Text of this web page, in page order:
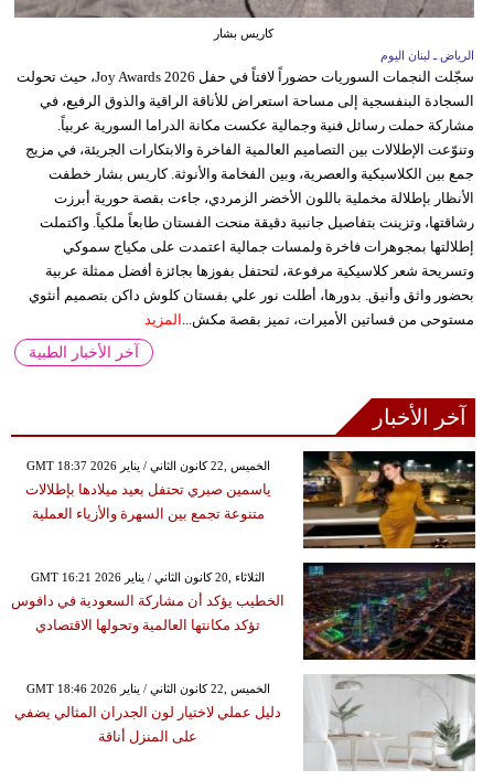
كاريس بشار
الرياض ـ لبنان اليوم
سجّلت النجمات السوريات حضوراً لافتاً في حفل Joy Awards 2026، حيث تحولت
السجادة البنفسجية إلى مساحة استعراض للأناقة الراقية والذوق الرفيع، في
مشاركة حملت رسائل فنية وجمالية عكست مكانة الدراما السورية عربياً.
وتنوّعت الإطلالات بين التصاميم العالمية الفاخرة والابتكارات الجريئة، في مزيج
جمع بين الكلاسيكية والعصرية، وبين الفخامة والأنوثة. كاريس بشار خطفت
الأنظار بإطلالة مخملية باللون الأخضر الزمردي، جاءت بقصة حورية أبرزت
رشاقتها، وتزينت بتفاصيل جانبية دقيقة منحت الفستان طابعاً ملكياً. واكتملت
إطلالتها بمجوهرات فاخرة ولمسات جمالية اعتمدت على مكياج سموكي
وتسريحة شعر كلاسيكية مرفوعة، لتحتفل بفوزها بجائزة أفضل ممثلة عربية
بحضور واثق وأنيق. بدورها، أطلت نور علي بفستان كلوش داكن بتصميم أنثوي
مستوحى من فساتين الأميرات، تميز بقصة مكش... المزيد
آخر الأخبار الطبية
آخر الأخبار
GMT 18:37 2026 الخميس ,22 كانون الثاني / يناير
ياسمين صبري تحتفل بعيد ميلادها بإطلالات
متنوعة تجمع بين السهرة والأزياء العملية
GMT 16:21 2026 الثلاثاء ,20 كانون الثاني / يناير
الخطيب يؤكد أن مشاركة السعودية في دافوس
تؤكد مكانتها العالمية وتحولها الاقتصادي
GMT 18:46 2026 الخميس ,22 كانون الثاني / يناير
دليل عملي لاختيار لون الجدران المثالي يضفي
على المنزل أناقة